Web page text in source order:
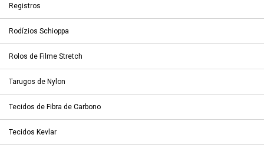
Registros
Rodízios Schioppa
Rolos de Filme Stretch
Tarugos de Nylon
Tecidos de Fibra de Carbono
Tecidos Kevlar